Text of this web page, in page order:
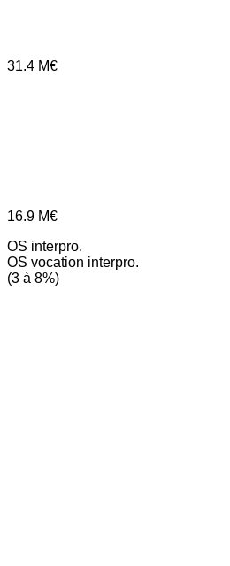
31.4 M€
16.9 M€
OS interpro.
OS vocation interpro.
(3 à 8%)